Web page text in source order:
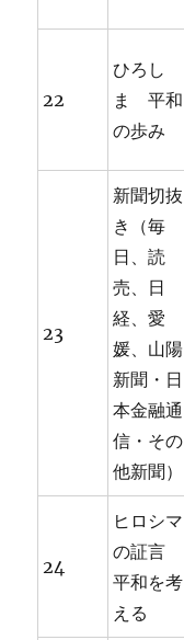
22
ひろし
ま 平和
の歩み
23
新聞切抜
き（毎
日、読
売、日
経、愛
媛、山陽
新聞・日
本金融通
信・その
他新聞）
24
ヒロシマ
の証言
平和を考
える